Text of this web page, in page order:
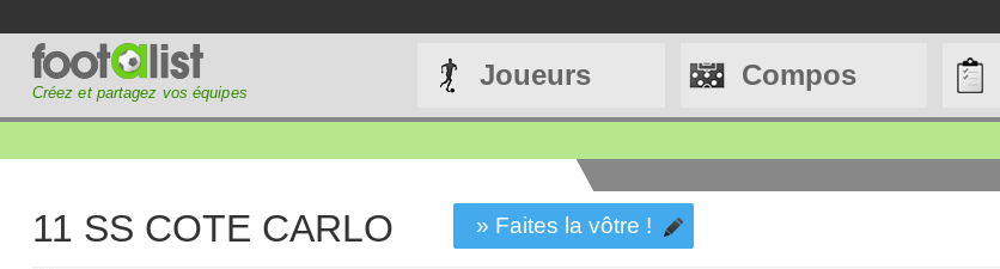
Créez et partagez vos équipes
Joueurs Compos
11 SS COTE CARLO » Faites la vôtre !